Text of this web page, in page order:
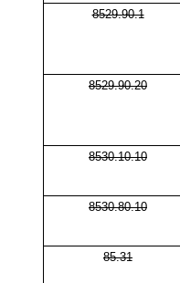
8529.90.1
8529.90.20
8530.10.10
8530.80.10
85.31